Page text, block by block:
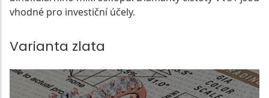
vhodné pro investiční účely.
Varianta zlata